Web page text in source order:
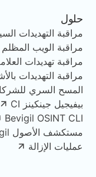
حلول
مراقبة التهديدات
مراقبة الويب المظلم
مراقبة تهديدات
مراقبة التهديدات
المسح السري
بيفيجيل جينكينز CI
Bevigil OSINT CLI
مستكشف الأصول BeVigil
عمليات الإزالة